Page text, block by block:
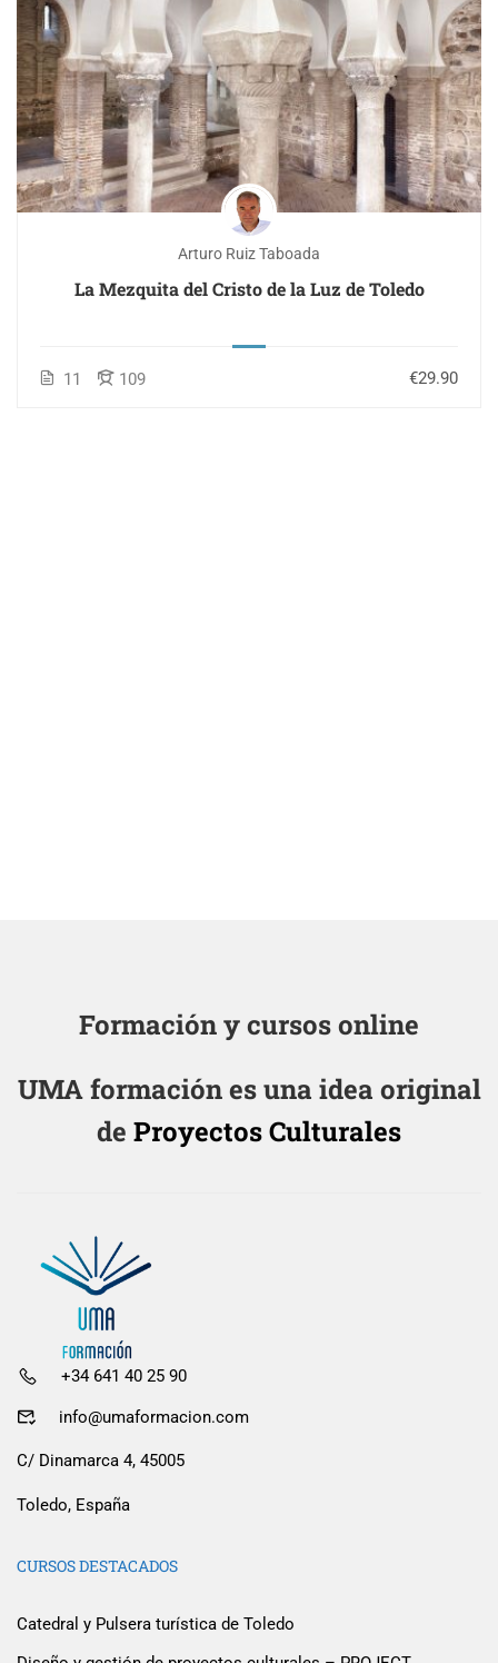
Arturo Ruiz Taboada
La Mezquita del Cristo de la Luz de Toledo
11 109 €29.90
Formación y cursos online
UMA formación es una idea original
de Proyectos Culturales
+34 641 40 25 90
info@umaformacion.com
C/ Dinamarca 4, 45005
Toledo, España
CURSOS DESTACADOS
Catedral y Pulsera turística de Toledo